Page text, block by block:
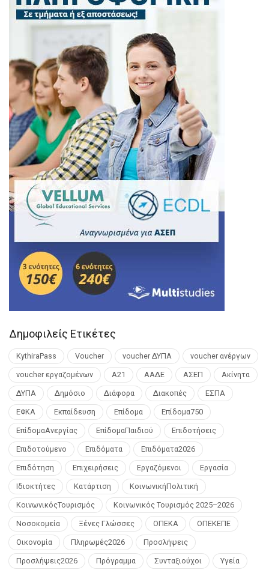
Δημοφιλείς Ετικέτες
KythiraPass Voucher voucher ΔΥΠΑ voucher ανέργων
voucher εργαζομένων Α21 ΑΑΔΕ ΑΣΕΠ Ακίνητα
ΔΥΠΑ Δημόσιο Διάφορα Διακοπές ΕΣΠΑ
ΕΦΚΑ Εκπαίδευση Επίδομα Επίδομα750
ΕπίδομαΑνεργίας ΕπίδομαΠαιδιού Επιδοτήσεις
Επιδοτούμενο Επιδόματα Επιδόματα2026
Επιδότηση Επιχειρήσεις Εργαζόμενοι Εργασία
Ιδιοκτήτες Κατάρτιση ΚοινωνικήΠολιτική
ΚοινωνικόςΤουρισμός Κοινωνικός Τουρισμός 2025–2026
Νοσοκομεία Ξένες Γλώσσες ΟΠΕΚΑ ΟΠΕΚΕΠΕ
Οικονομία Πληρωμές2026 Προσλήψεις
Προσλήψεις2026 Πρόγραμμα Συνταξιούχοι Υγεία